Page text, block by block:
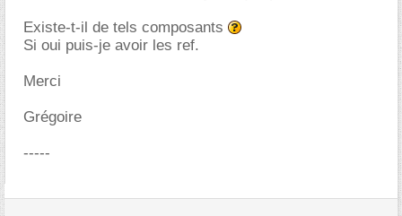
Existe-t-il de tels composants
Si oui puis-je avoir les ref.
Merci
Grégoire
-----